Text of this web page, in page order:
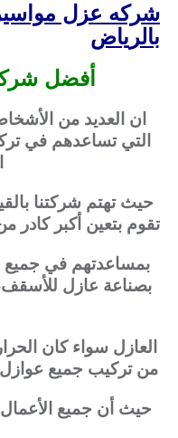
شركه عزل
بالرياض
أفضل
ان العديد من
التي تساعدهم في
حيث تهتم شركتنا
تقوم بتعين أكبر كادر
بمساعدتهم في جميع
بصناعة عازل
العازل سواء كان
من تركيب جميع عوازل
حيث أن جميع الأعمال